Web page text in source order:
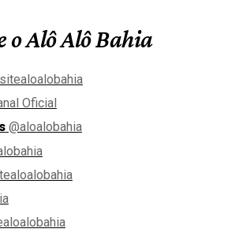
o Alô Alô Bahia
Oficial
@aloalobahia